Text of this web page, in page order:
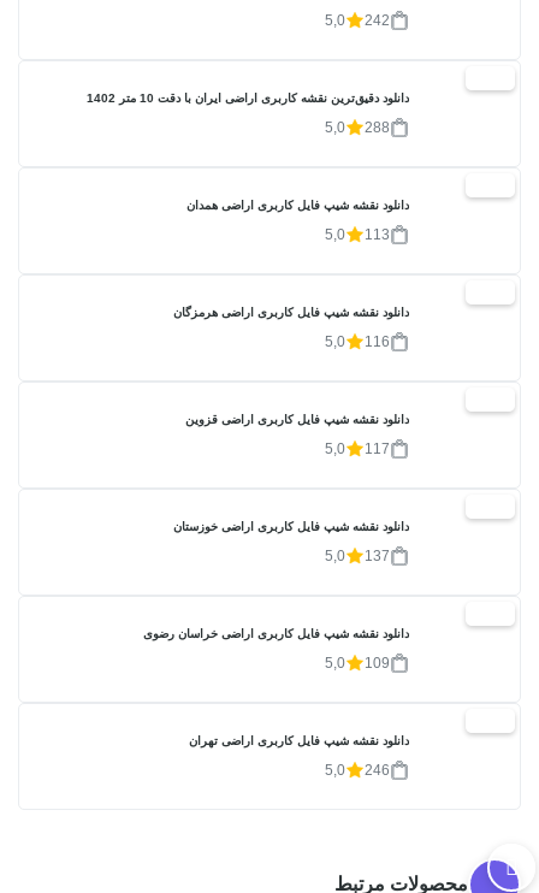
242
5,0
دانلود دقیق‌ترین نقشه کاربری اراضی ایران با دقت 10 متر 1402
288
5,0
دانلود نقشه شیپ فایل کاربری اراضی همدان
113
5,0
دانلود نقشه شیپ فایل کاربری اراضی هرمزگان
116
5,0
دانلود نقشه شیپ فایل کاربری اراضی قزوین
117
5,0
دانلود نقشه شیپ فایل کاربری اراضی خوزستان
137
5,0
دانلود نقشه شیپ فایل کاربری اراضی خراسان رضوی
109
5,0
دانلود نقشه شیپ فایل کاربری اراضی تهران
246
5,0
محصولات مرتبط